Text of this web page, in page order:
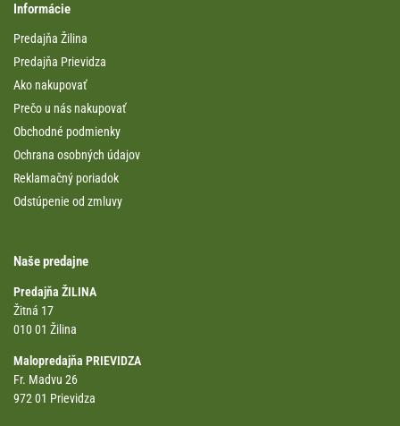
Informácie
Predajňa Žilina
Predajňa Prievidza
Ako nakupovať
Prečo u nás nakupovať
Obchodné podmienky
Ochrana osobných údajov
Reklamačný poriadok
Odstúpenie od zmluvy
Naše predajne
Predajňa ŽILINA
Žitná 17
010 01 Žilina
Malopredajňa PRIEVIDZA
Fr. Madvu 26
972 01 Prievidza